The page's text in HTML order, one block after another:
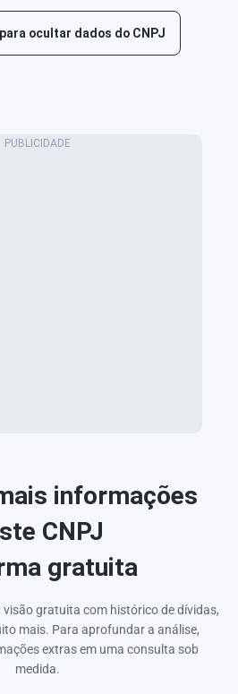
ocultar dados do CNPJ
informações
CNPJ
gratuita
visão gratuita com histórico de dívidas,
mais. Para aprofundar a análise,
extras em uma consulta sob
medida.